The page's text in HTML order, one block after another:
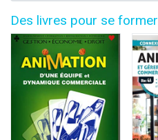
Des livres pour se former